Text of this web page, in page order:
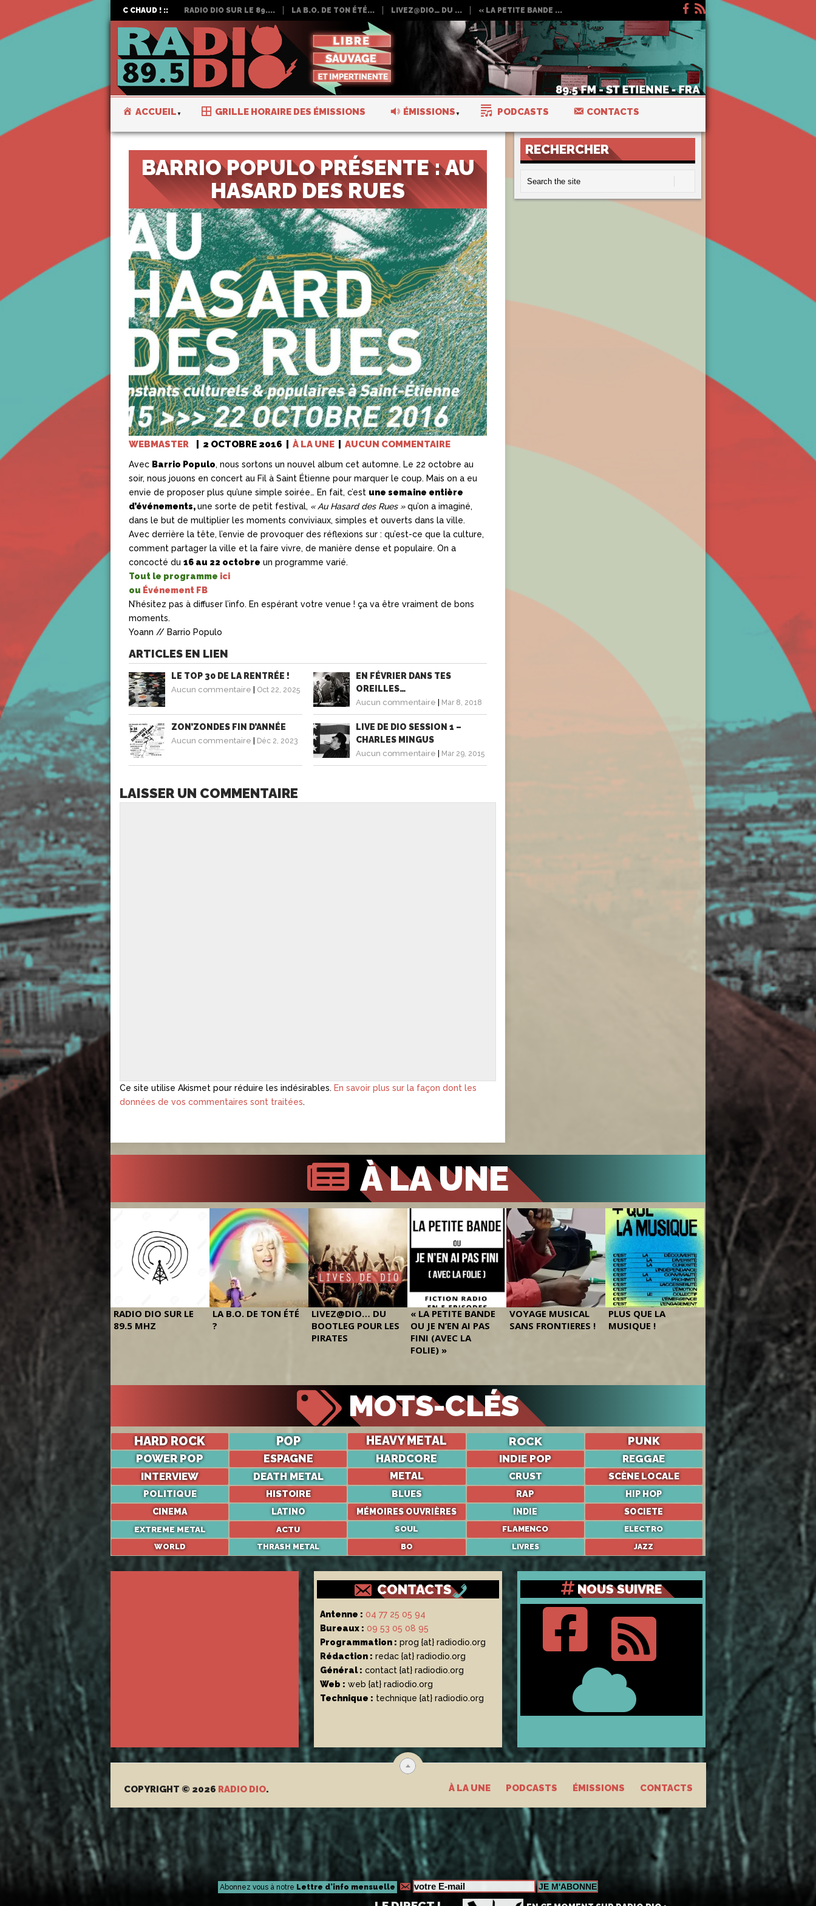
C CHAUD ! :: RADIO DIO SUR LE 89.... LA B.O. DE TON ÉTÉ... LIVEZ@DIO… DU ... « LA PETITE BANDE ...
ACCUEIL GRILLE HORAIRE DES ÉMISSIONS ÉMISSIONS PODCASTS CONTACTS
Abonnez vous à notre Lettre d'info mensuelle
BARRIO POPULO PRÉSENTE : AU
HASARD DES RUES
WEBMASTER 2 OCTOBRE 2016 À LA UNE AUCUN COMMENTAIRE
Avec Barrio Populo, nous sortons un nouvel album cet automne. Le 22 octobre au
soir, nous jouons en concert au Fil à Saint Étienne pour marquer le coup. Mais on a eu
envie de proposer plus qu’une simple soirée… En fait, c’est une semaine entière
d’événements,une sorte de petit festival, « Au Hasard des Rues »qu’on a imaginé,
dans le but de multiplier les moments conviviaux, simples et ouverts dans la ville.
Avec derrière la tête, l’envie de provoquer des réflexions sur : qu’est-ce que la culture,
comment partager la ville et la faire vivre, de manière dense et populaire. On a
concocté du 16 au 22 octobre un programme varié.
Tout le programme ici
ou Événement FB
N’hésitez pas à diffuser l’info. En espérant votre venue ! ça va être vraiment de bons
moments.
Yoann // Barrio Populo
ARTICLES EN LIEN
LE TOP 30 DE LA RENTRÉE !
Aucun commentaire Oct 22, 2025
EN FÉVRIER DANS TES
OREILLES…
Aucun commentaire Mar 8, 2018
ZON’ZONDES FIN D’ANNÉE
Aucun commentaire Déc 2, 2023
LIVE DE DIO SESSION 1 –
CHARLES MINGUS
Aucun commentaire Mar 29, 2015
LAISSER UN COMMENTAIRE
Ce site utilise Akismet pour réduire les indésirables. En savoir plus sur la façon dont les
données de vos commentaires sont traitées.
RECHERCHER
À LA UNE
RADIO DIO SUR LE
89.5 MHZ
LA B.O. DE TON ÉTÉ
?
LIVEZ@DIO… DU
BOOTLEG POUR LES
PIRATES
« LA PETITE BANDE
OU JE N’EN AI PAS
FINI (AVEC LA
FOLIE) »
VOYAGE MUSICAL
SANS FRONTIERES !
PLUS QUE LA
MUSIQUE !
MOTS-CLÉS
HARD ROCK POP HEAVY METAL ROCK
PUNK
POWER POP
ESPAGNE HARDCORE INDIE POP
REGGAE
INTERVIEW
DEATH METAL METAL CRUST
SCÈNE LOCALE
POLITIQUE
HISTOIRE BLUES RAP HIP HOP
CINEMA LATINO MÉMOIRES OUVRIÈRES INDIE
SOCIETE
EXTREME METAL
ACTU SOUL FLAMENCO
ELECTRO
WORLD
THRASH METAL BO LIVRES JAZZ
CONTACTS
Antenne : 04 77 25 05 94
Bureaux : 09 53 05 08 95
Programmation : prog {at} radiodio.org
Rédaction : redac {at} radiodio.org
Général : contact {at} radiodio.org
Web : web {at} radiodio.org
Technique : technique {at} radiodio.org
NOUS SUIVRE
COPYRIGHT © 2026 RADIO DIO. À LA UNE PODCASTS ÉMISSIONS CONTACTS